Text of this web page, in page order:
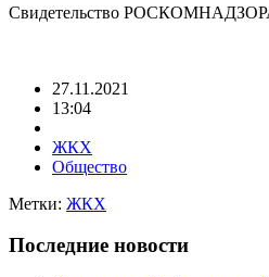
Свидетельство
27.11.2021
13:04
ЖКХ
Общество
Метки: ЖКХ
Последние новости